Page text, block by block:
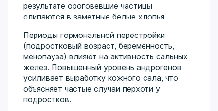
результате ороговевшие частицы
слипаются в заметные белые хлопья.
Периоды гормональной перестройки
(подростковый возраст, беременность,
менопауза) влияют на активность сальных
желез. Повышенный уровень андрогенов
усиливает выработку кожного сала, что
объясняет частые случаи перхоти у
подростков.